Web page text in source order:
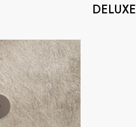
DELUXE